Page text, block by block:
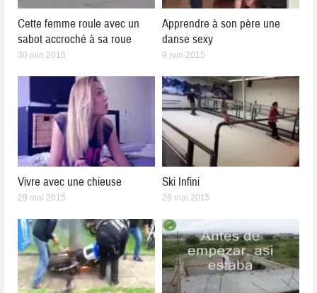
Cette femme roule avec un
sabot accroché à sa roue
30 juin 2015
Apprendre à son père une
danse sexy
9 juin 2015
Vivre avec une chieuse
29 mai 2015
Ski Infini
28 mai 2015